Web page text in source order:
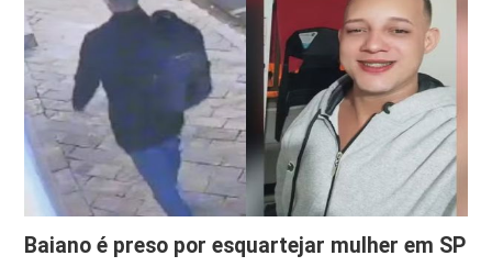
Baiano é preso por esquartejar mulher em SP